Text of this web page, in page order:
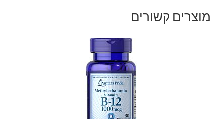
מוצרים קשורים